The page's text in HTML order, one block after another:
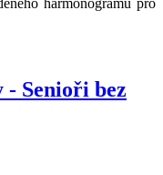
harmonogramu pro
- Senioři bez